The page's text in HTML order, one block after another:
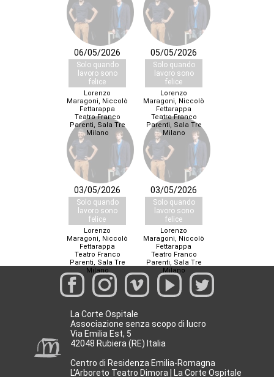
06/05/2026
Solo quando
lavoro sono
felice
Lorenzo
Maragoni, Niccolò
Fettarappa
Teatro Franco
Parenti, Sala Tre
Milano
05/05/2026
Solo quando
lavoro sono
felice
Lorenzo
Maragoni, Niccolò
Fettarappa
Teatro Franco
Parenti, Sala Tre
Milano
03/05/2026
Solo quando
lavoro sono
felice
Lorenzo
Maragoni, Niccolò
Fettarappa
Teatro Franco
Parenti, Sala Tre
Milano
03/05/2026
Solo quando
lavoro sono
felice
Lorenzo
Maragoni, Niccolò
Fettarappa
Teatro Franco
Parenti, Sala Tre
Milano
La Corte Ospitale
Associazione senza scopo di lucro
Via Emilia Est, 5
42048 Rubiera (RE) Italia
Centro di Residenza Emilia-Romagna
L'Arboreto Teatro Dimora | La Corte Ospitale